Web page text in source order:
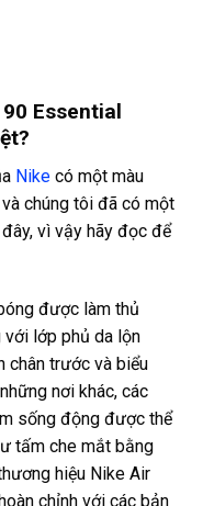
Essential
Nike có một màu
chúng tôi đã có một
vì vậy hãy đọc để
được làm thủ
lớp phủ da lộn
chân trước và biểu
nơi khác, các
sống động được thể
tấm che mắt bằng
hiệu Nike Air
chỉnh với các bản